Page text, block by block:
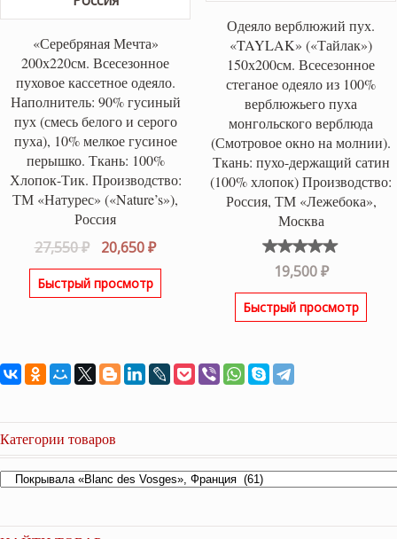
«Серебряная Мечта»
200х220см. Всесезонное
пуховое кассетное одеяло.
Наполнитель: 90% гусиный
пух (смесь белого и серого
пуха), 10% мелкое гусиное
перышко. Ткань: 100%
Хлопок-Тик. Производство:
ТМ «Натурес» («Nature’s»),
Россия
27,550₽
Первоначальная
цена
составляла
20,650₽Текущая
цена:
Быстрый просмотр
Одеяло верблюжий пух.
«TAYLAK» («Тайлак»)
150х200см. Всесезонное
стеганое одеяло из 100%
верблюжьего пуха
монгольского верблюда
(Смотровое окно на молнии).
Ткань: пухо-держащий сатин
(100% хлопок) Производство:
Россия, ТМ «Лежебока»,
Москва
Оценка
5.00из
5
19,500₽
Быстрый просмотр
Категории товаров